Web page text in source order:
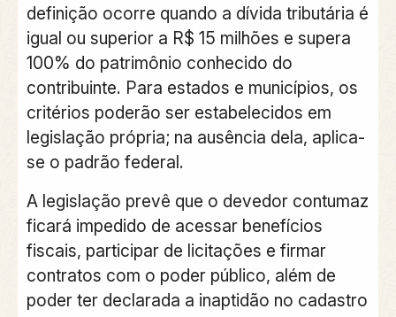
definição ocorre quando a dívida tributária é
igual ou superior a R$ 15 milhões e supera
100% do patrimônio conhecido do
contribuinte. Para estados e municípios, os
critérios poderão ser estabelecidos em
legislação própria; na ausência dela, aplica-
se o padrão federal.
A legislação prevê que o devedor contumaz
ficará impedido de acessar benefícios
fiscais, participar de licitações e firmar
contratos com o poder público, além de
poder ter declarada a inaptidão no cadastro